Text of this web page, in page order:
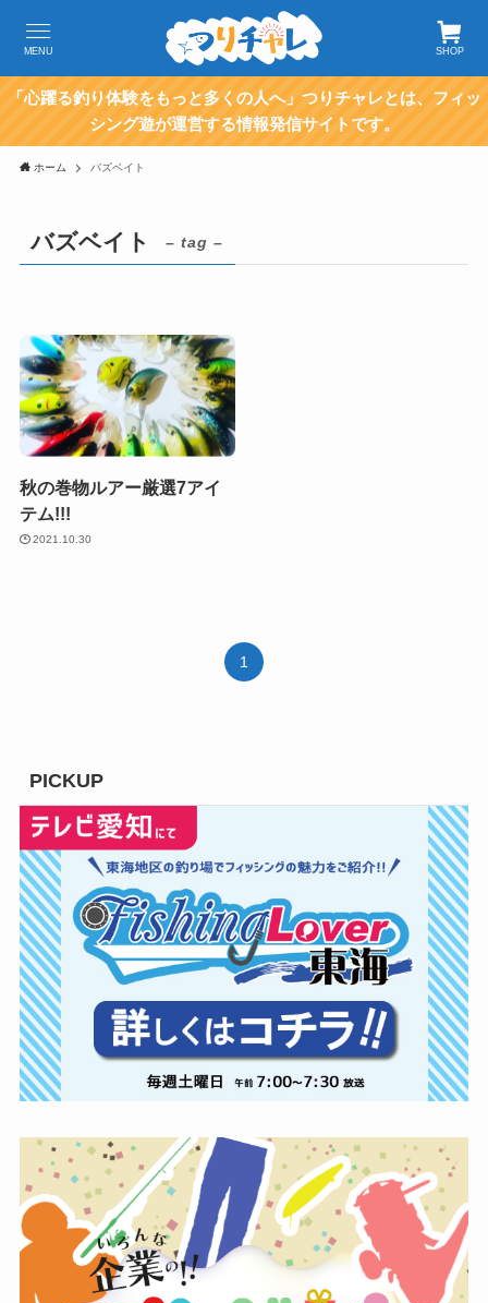
SHOP
MENU
「心躍る釣り体験をもっと多くの人へ」つりチャレとは、フィッ
シング遊が運営する情報発信サイトです。
ホーム バズベイト
バズベイト – tag –
秋の巻物ルアー厳選7アイ
テム!!!
2021.10.30
1
PICKUP